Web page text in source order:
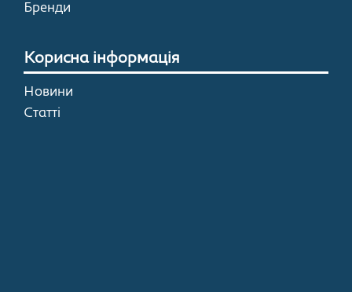
Бренди
Корисна інформація
Новини
Статті